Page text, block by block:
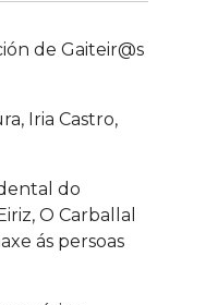
de Gaiteir@s
Iria Castro,
do
O Carballal
ás persoas